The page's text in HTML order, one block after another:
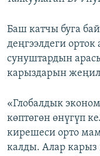
Баш катчы буга
деңгээлдеги
сунуштардын
карыздарын
«Глобалдык
көптөгөн өнүгүп
кирешеси орто
калды. Алар